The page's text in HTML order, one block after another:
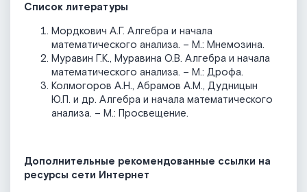
Список литературы
Мордкович А.Г. Алгебра и начала
математического анализа. – М.: Мнемозина.
Муравин Г.К., Муравина О.В. Алгебра и начала
математического анализа. – М.: Дрофа.
Колмогоров А.Н., Абрамов А.М., Дудницын
Ю.П. и др. Алгебра и начала математического
анализа. – М.: Просвещение.
Дополнительные рекомендованные ссылки на
ресурсы сети Интернет